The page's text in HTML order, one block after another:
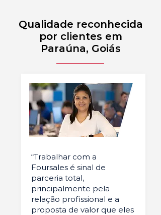
Qualidade reconhecida
por clientes em
Paraúna, Goiás
“Trabalhar com a
Foursales é sinal de
parceria total,
principalmente pela
relação profissional e a
proposta de valor que eles